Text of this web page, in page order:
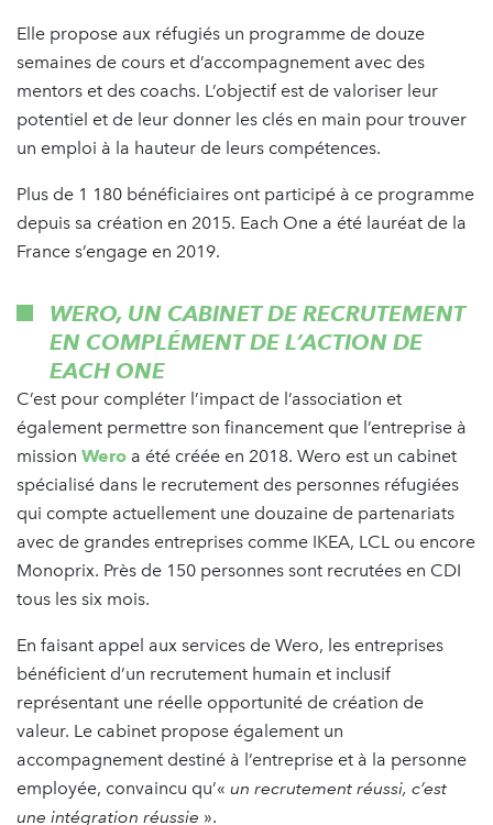
Elle propose aux réfugiés un programme de douze
semaines de cours et d’accompagnement avec des
mentors et des coachs. L’objectif est de valoriser leur
potentiel et de leur donner les clés en main pour trouver
un emploi à la hauteur de leurs compétences.
Plus de 1 180 bénéficiaires ont participé à ce programme
depuis sa création en 2015. Each One a été lauréat de la
France s’engage en 2019.
WERO, UN CABINET DE RECRUTEMENT
EN COMPLÉMENT DE L’ACTION DE
EACH ONE
C’est pour compléter l’impact de l’association et
également permettre son financement que l’entreprise à
mission Wero a été créée en 2018. Wero est un cabinet
spécialisé dans le recrutement des personnes réfugiées
qui compte actuellement une douzaine de partenariats
avec de grandes entreprises comme IKEA, LCL ou encore
Monoprix. Près de 150 personnes sont recrutées en CDI
tous les six mois.
En faisant appel aux services de Wero, les entreprises
bénéficient d’un recrutement humain et inclusif
représentant une réelle opportunité de création de
valeur. Le cabinet propose également un
accompagnement destiné à l’entreprise et à la personne
employée, convaincu qu’« un recrutement réussi, c’est
une intégration réussie ».